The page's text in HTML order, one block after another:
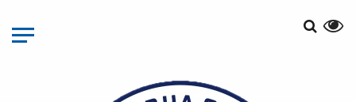
основного
матеріалу